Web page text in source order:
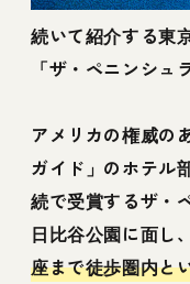
続いて紹介する東
「ザ・ペニンシュ
アメリカの権威の
ガイド」のホテル
続で受賞するザ・
日比谷公園に面し
座まで徒歩圏内と